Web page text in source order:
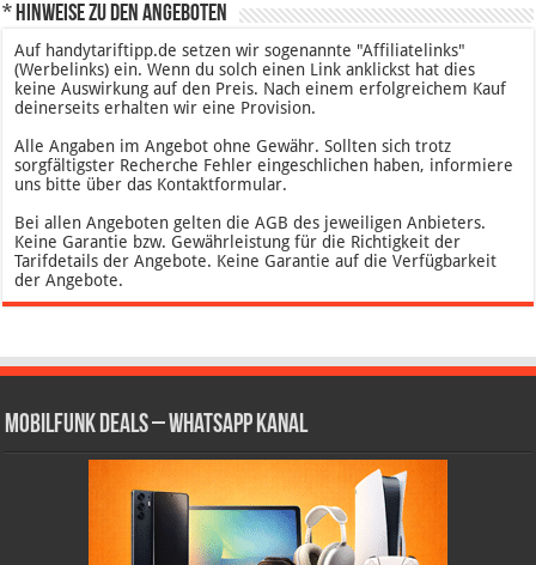
* Hinweise zu den Angeboten
Auf handytariftipp.de setzen wir sogenannte "Affiliatelinks"
(Werbelinks) ein. Wenn du solch einen Link anklickst hat dies
keine Auswirkung auf den Preis. Nach einem erfolgreichem Kauf
deinerseits erhalten wir eine Provision.
Alle Angaben im Angebot ohne Gewähr. Sollten sich trotz
sorgfältigster Recherche Fehler eingeschlichen haben, informiere
uns bitte über das Kontaktformular.
Bei allen Angeboten gelten die AGB des jeweiligen Anbieters.
Keine Garantie bzw. Gewährleistung für die Richtigkeit der
Tarifdetails der Angebote. Keine Garantie auf die Verfügbarkeit
der Angebote.
Mobilfunk Deals – WhatsApp Kanal